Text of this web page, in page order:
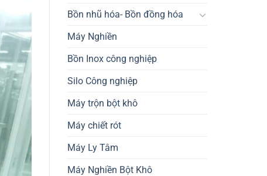
Bồn nhũ hóa- Bồn đồng hóa
Máy Nghiền
Bồn Inox công nghiệp
Silo Công nghiệp
Máy trộn bột khô
Máy chiết rót
Máy Ly Tâm
Máy Nghiền Bột Khô